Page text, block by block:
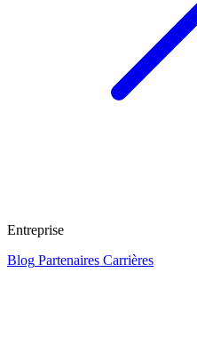
Entreprise
Blog Partenaires Carrières